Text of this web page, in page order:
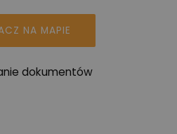
NA MAPIE